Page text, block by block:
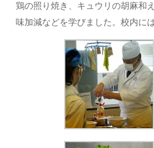
鶏の照り焼き、キュウリの胡麻和
味加減などを学びました。校内に